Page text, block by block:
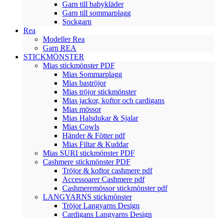
Garn till babykläder
Garn till sommarplagg
Sockgarn
Rea
Modeller Rea
Garn REA
STICKMÖNSTER
Mias stickmönster PDF
Mias Sommarplagg
Mias baströjor
Mias tröjor stickmönster
Mias jackor, koftor och cardigans
Mias mössor
Mias Halsdukar & Sjalar
Mias Cowls
Händer & Fötter pdf
Mias Filtar & Kuddar
Mias SURI stickmönster PDF
Cashmere stickmönster PDF
Tröjor & koftor cashmere pdf
Accessoarer Cashmere pdf
Cashmeremössor stickmönster pdf
LANGYARNS stickmönster
Tröjor Langyarns Design
Cardigans Langyarns Design